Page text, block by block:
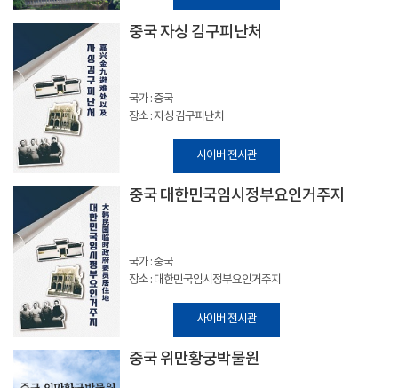
중국 자싱 김구피난처
국가 : 중국
장소 : 자싱 김구피난처
사이버 전시관
중국 대한민국임시정부요인거주지
국가 : 중국
장소 : 대한민국임시정부요인거주지
사이버 전시관
중국 위만황궁박물원